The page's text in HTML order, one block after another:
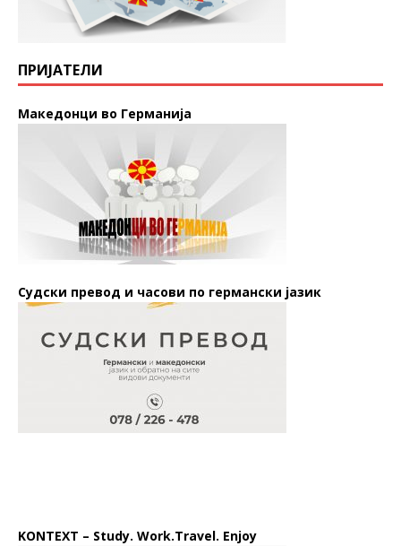
ПРИЈАТЕЛИ
Македонци во Германија
Судски превод и часови по германски јазик
KONTEXT – Study. Work.Travel. Enjoy